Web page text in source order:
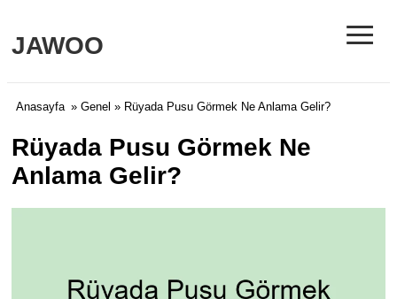
JAWOO ≡
Anasayfa » Genel » Rüyada Pusu Görmek Ne Anlama Gelir?
Rüyada Pusu Görmek Ne
Anlama Gelir?